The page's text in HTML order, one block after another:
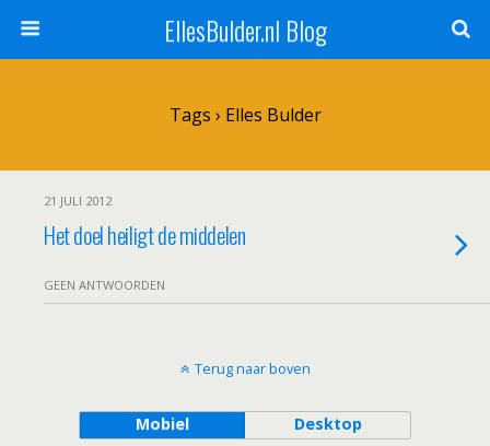
EllesBulder.nl Blog
Tags › Elles Bulder
21 JULI 2012
Het doel heiligt de middelen
GEEN ANTWOORDEN
Terug naar boven
Mobiel Desktop